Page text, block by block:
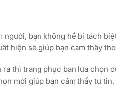
bạn không hề bị tách
hiện sẽ giúp bạn cảm thấy
thì trang phục bạn lựa chọn
mới giúp bạn cảm thấy tự tin.